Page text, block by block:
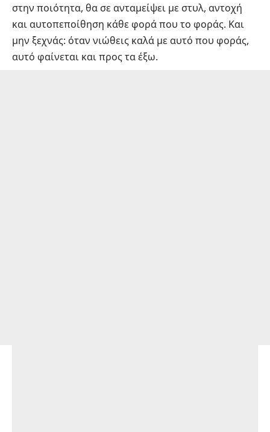
στην ποιότητα, θα σε ανταμείψει με στυλ, αντοχή
και αυτοπεποίθηση κάθε φορά που το φοράς. Και
μην ξεχνάς: όταν νιώθεις καλά με αυτό που φοράς,
αυτό φαίνεται και προς τα έξω.